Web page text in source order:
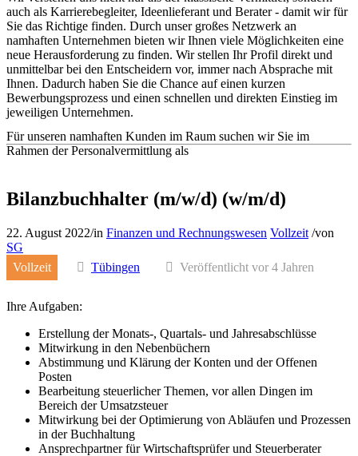
auch als Karrierebegleiter, Ideenlieferant und Berater - damit wir für
Sie das Richtige finden. Durch unser großes Netzwerk an
namhaften Unternehmen bieten wir Ihnen viele Möglichkeiten eine
neue Herausforderung zu finden. Wir stellen Ihr Profil direkt und
unmittelbar bei den Entscheidern vor, immer nach Absprache mit
Ihnen. Dadurch haben Sie die Chance auf einen kurzen
Bewerbungsprozess und einen schnellen und direkten Einstieg im
jeweiligen Unternehmen.
Für unseren namhaften Kunden im Raum suchen wir Sie im
Rahmen der Personalvermittlung als
Bilanzbuchhalter (m/w/d) (w/m/d)
22. August 2022/in Finanzen und Rechnungswesen Vollzeit /von
SG
Vollzeit
Tübingen Veröffentlicht vor 4 Jahren
Ihre Aufgaben:
Erstellung der Monats-, Quartals- und Jahresabschlüsse
Mitwirkung in den Nebenbüchern
Abstimmung und Klärung der Konten und der Offenen
Posten
Bearbeitung steuerlicher Themen, vor allen Dingen im
Bereich der Umsatzsteuer
Mitwirkung bei der Optimierung von Abläufen und Prozessen
in der Buchhaltung
Ansprechpartner für Wirtschaftsprüfer und Steuerberater